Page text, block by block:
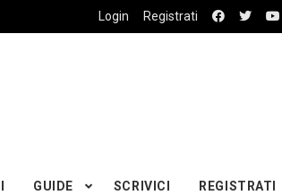
Login Registrati
GUIDE SCRIVICI REGISTRATI